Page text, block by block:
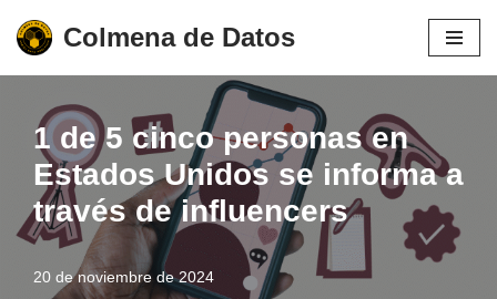
Saltar
contenido
Colmena de Datos
1 de 5 cinco personas en
Estados Unidos se informa a
través de influencers
20 de noviembre de 2024